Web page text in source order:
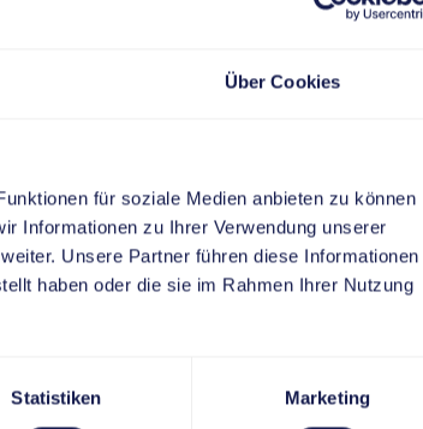
Über Cookies
für soziale Medien anbieten zu können
Informationen zu Ihrer Verwendung unserer
Unsere Partner führen diese Informationen
haben oder die sie im Rahmen Ihrer Nutzung
Statistiken Marketing